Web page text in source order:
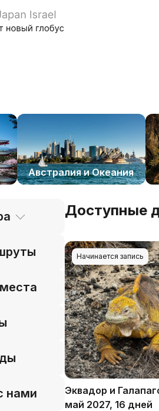
Австралия и Океания
нами
Доступные
Начинается запись
Эквадор и
май 2027, 16 дней